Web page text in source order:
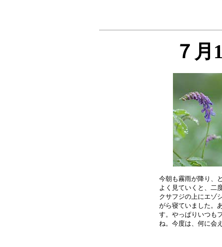
７月
今朝も霧雨が降り、
よく見ていくと、二
クサフジの上にエゾ
がら寝ていました。
す。やっぱりいつも